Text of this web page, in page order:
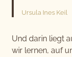
Ursula Ines Keil
Und darin liegt
wir lernen, auf